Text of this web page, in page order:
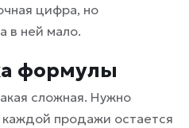
цифра, но
в ней мало.
формулы
сложная. Нужно
каждой продажи остается